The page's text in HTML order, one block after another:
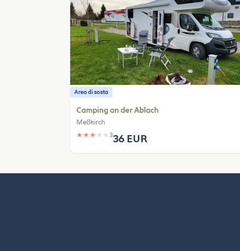
Area di sosta
Camping an der Ablach
Meßkirch
★ ★ ★ ★ ★ 336 EUR